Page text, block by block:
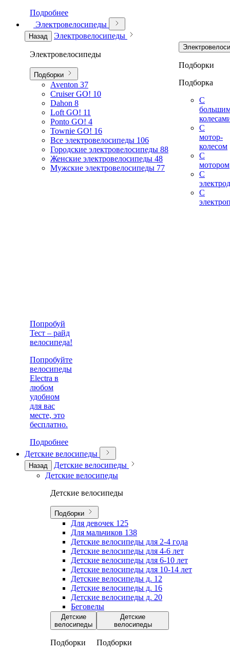
Подробнее
Электровелосипеды
Назад Электровелосипеды
Электровелосипеды
Подборки
Aventon 37
Cruiser GO! 10
Dahon 8
Loft GO! 11
Ponto GO! 4
Townie GO! 16
Все электровелосипеды 106
Городские электровелосипеды 88
Женские электровелосипеды 48
Мужские электровелосипеды 77
Подборки
Подборка
С
С
мотор-
колесом
С
мотором
С
С
Попробуй
Тест – райд
велосипеда!
Попробуйте
велосипеды
Electra в
любом
удобном
для вас
месте, это
бесплатно.
Подробнее
Детские велосипеды
Назад
Детские велосипеды
Детские велосипеды
Детские велосипеды
Подборки
Для девочек 125
Для мальчиков 138
Детские велосипеды для 2-4 года
Детские велосипеды для 4-6 лет
Детские велосипеды для 6-10 лет
Детские велосипеды для 10-14 лет
Детские велосипеды д. 12
Детские велосипеды д. 16
Детские велосипеды д. 20
Беговелы
Детские
велосипеды
Подборки
Детские
велосипеды
Подборки